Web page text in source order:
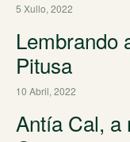
5 Xullo, 2022
Lembrando
Pitusa
10 Abril, 2022
Antía Cal, a